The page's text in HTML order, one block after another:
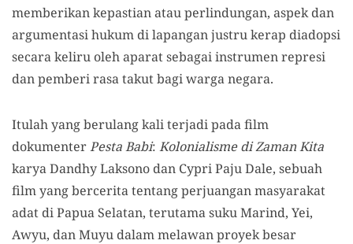
memberikan kepastian atau perlindungan, aspek dan
argumentasi hukum di lapangan justru kerap diadopsi
secara keliru oleh aparat sebagai instrumen represi
dan pemberi rasa takut bagi warga negara.
Itulah yang berulang kali terjadi pada film
dokumenterPesta Babi: Kolonialisme di Zaman Kita
karya Dandhy Laksono dan Cypri Paju Dale, sebuah
film yang bercerita tentang perjuangan masyarakat
adat di Papua Selatan, terutama suku Marind, Yei,
Awyu, dan Muyu dalam melawan proyek besar